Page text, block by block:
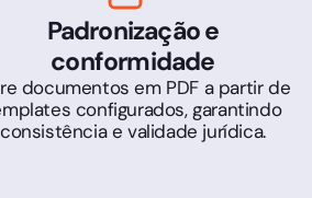
Padronização e
conformidade
documentos em PDF a partir de
configurados, garantindo
consistência e validade jurídica.